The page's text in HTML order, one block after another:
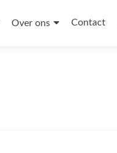
Over ons Contact